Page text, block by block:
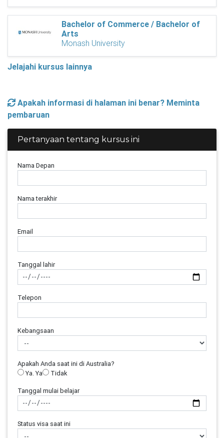
Bachelor of Commerce / Bachelor of
Arts
Monash University
Jelajahi kursus lainnya
Apakah informasi di halaman ini benar? Meminta
pembaruan
Pertanyaan tentang kursus ini
Nama Depan
Nama terakhir
Email
Tanggal lahir
Telepon
Kebangsaan
Apakah Anda saat ini di Australia?
Ya. Ya
Tidak
Tanggal mulai belajar
Status visa saat ini